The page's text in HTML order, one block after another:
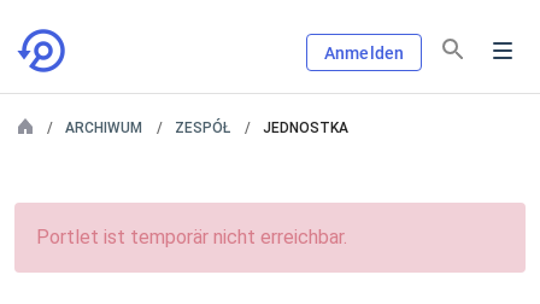
Anmelden
ARCHIWUM ZESPÓŁ JEDNOSTKA
Portlet ist temporär nicht erreichbar.